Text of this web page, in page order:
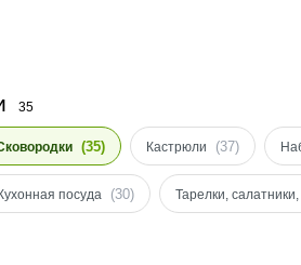
35
(35) Кастрюли (37)
Кухонная посуда (30) Тарелки,